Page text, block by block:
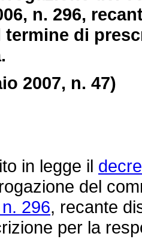
n. 296,
termine di
2007, n. 47)
in legge il
del
296, recante
per la